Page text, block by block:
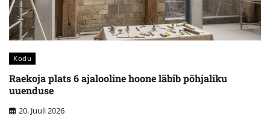
Kodu
Raekoja plats 6 ajalooline hoone läbib põhjaliku
uuenduse
20. Juuli 2026